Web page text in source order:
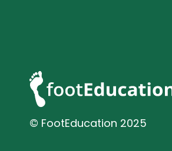
© FootEducation 2025